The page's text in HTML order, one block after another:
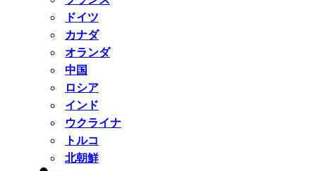
ドイツ
カナダ
オランダ
中国
ロシア
インド
ウクライナ
トルコ
北朝鮮